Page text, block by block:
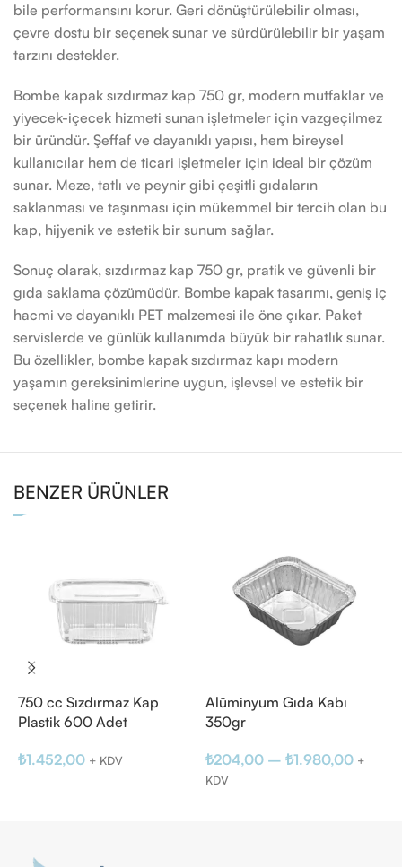
bile performansını korur. Geri dönüştürülebilir olması,
çevre dostu bir seçenek sunar ve sürdürülebilir bir yaşam
tarzını destekler.
Bombe kapak sızdırmaz kap 750 gr, modern mutfaklar ve
yiyecek-içecek hizmeti sunan işletmeler için vazgeçilmez
bir üründür. Şeffaf ve dayanıklı yapısı, hem bireysel
kullanıcılar hem de ticari işletmeler için ideal bir çözüm
sunar. Meze, tatlı ve peynir gibi çeşitli gıdaların
saklanması ve taşınması için mükemmel bir tercih olan bu
kap, hijyenik ve estetik bir sunum sağlar.
Sonuç olarak, sızdırmaz kap 750 gr, pratik ve güvenli bir
gıda saklama çözümüdür. Bombe kapak tasarımı, geniş iç
hacmi ve dayanıklı PET malzemesi ile öne çıkar. Paket
servislerde ve günlük kullanımda büyük bir rahatlık sunar.
Bu özellikler, bombe kapak sızdırmaz kapı modern
yaşamın gereksinimlerine uygun, işlevsel ve estetik bir
seçenek haline getirir.
BENZER ÜRÜNLER
750 cc Sızdırmaz Kap
Plastik 600 Adet
₺1.452,00 + KDV
Alüminyum Gıda Kabı
350gr
₺204,00 – ₺1.980,00 +
KDV